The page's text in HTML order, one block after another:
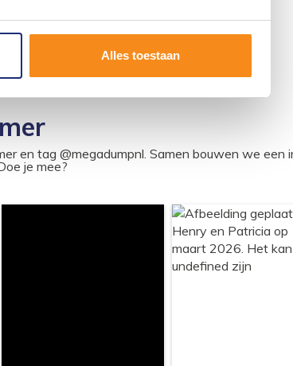
Alles toestaan
en tag @megadumpnl. Samen bouwen we een
je mee?